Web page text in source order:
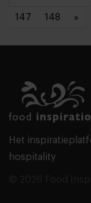
147 148 »
Het
hospitality